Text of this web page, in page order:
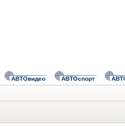
АВТОвидео АВТОспорт